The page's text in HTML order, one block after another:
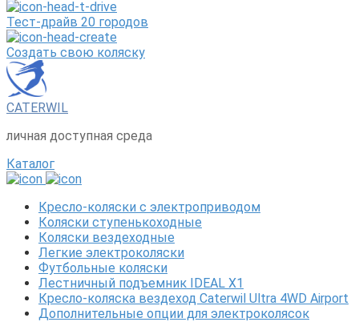
Тест-драйв 20 городов
Создать свою коляску
CATERWIL
личная доступная среда
Каталог
Кресло-коляски с электроприводом
Коляски ступенькоходные
Коляски вездеходные
Легкие электроколяски
Футбольные коляски
Лестничный подъемник IDEAL X1
Кресло-коляска вездеход Caterwil Ultra 4WD Airport
Дополнительные опции для электроколясок